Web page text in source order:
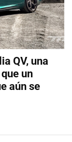
QV, una
un
aún se